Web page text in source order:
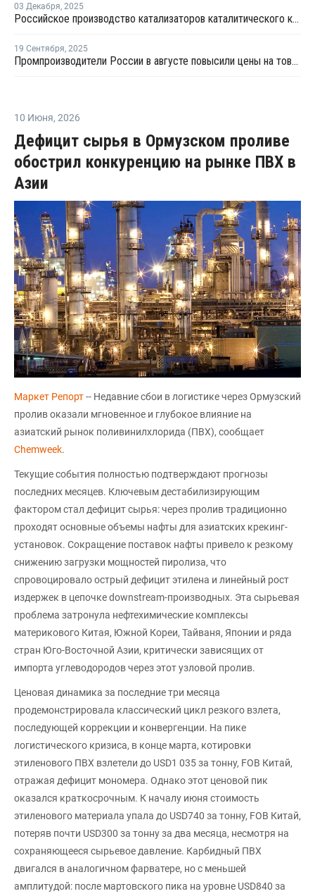
03 Декабря, 2025
Российское производство катализаторов каталитического крекинга достигло 12 тыс. тонн в год
19 Сентября, 2025
Промпроизводители России в августе повысили цены на товары на 1,1%
10 Июня, 2026
Дефицит сырья в Ормузском проливе
обострил конкуренцию на рынке ПВХ в
Азии
Маркет Репорт-- Недавние сбои в логистике через Ормузский
пролив оказали мгновенное и глубокое влияние на
азиатский рынок поливинилхлорида (ПВХ), сообщает
Chemweek.
Текущие события полностью подтверждают прогнозы
последних месяцев. Ключевым дестабилизирующим
фактором стал дефицит сырья: через пролив традиционно
проходят основные объемы нафты для азиатских крекинг-
установок. Сокращение поставок нафты привело к резкому
снижению загрузки мощностей пиролиза, что
спровоцировало острый дефицит этилена и линейный рост
издержек в цепочке downstream-производных. Эта сырьевая
проблема затронула нефтехимические комплексы
материкового Китая, Южной Кореи, Тайваня, Японии и ряда
стран Юго-Восточной Азии, критически зависящих от
импорта углеводородов через этот узловой пролив.
Ценовая динамика за последние три месяца
продемонстрировала классический цикл резкого взлета,
последующей коррекции и конвергенции. На пике
логистического кризиса, в конце марта, котировки
этиленового ПВХ взлетели до USD1 035 за тонну, FOB Китай,
отражая дефицит мономера. Однако этот ценовой пик
оказался краткосрочным. К началу июня стоимость
этиленового материала упала до USD740 за тонну, FOB Китай,
потеряв почти USD300 за тонну за два месяца, несмотря на
сохраняющееся сырьевое давление. Карбидный ПВХ
двигался в аналогичном фарватере, но с меньшей
амплитудой: после мартовского пика на уровне USD840 за